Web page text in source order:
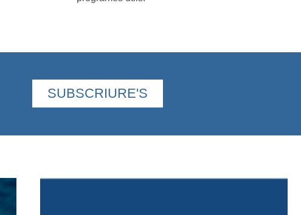
SUBSCRIURE'S